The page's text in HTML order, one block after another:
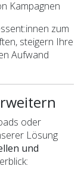
Kampagnen
zum
steigern Ihre
Aufwand
oder
Lösung
und